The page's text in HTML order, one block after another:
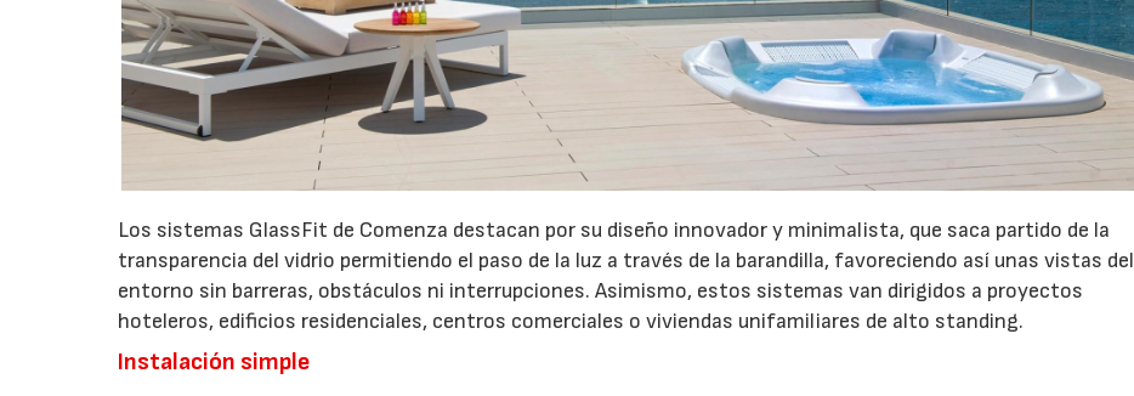
Los sistemas GlassFit de Comenza destacan por su diseño innovador y minimalista, que saca partido de la
transparencia del vidrio permitiendo el paso de la luz a través de la barandilla, favoreciendo así unas vistas del
entorno sin barreras, obstáculos ni interrupciones. Asimismo, estos sistemas van dirigidos a proyectos
hoteleros, edificios residenciales, centros comerciales o viviendas unifamiliares de alto standing.
Instalación simple